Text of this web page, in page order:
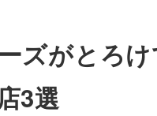
ズがとろ
3選